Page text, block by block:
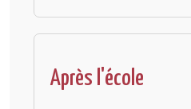
Après l'école